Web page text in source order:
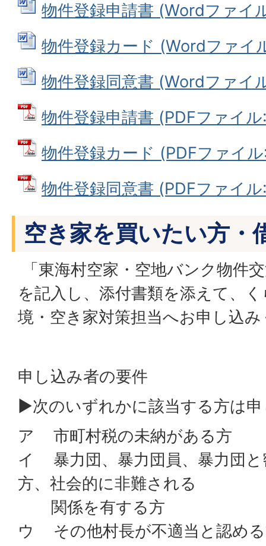
物件登録申請書 (Wordファイ
物件登録カード (Wordファイ
物件登録同意書 (Wordファイ
物件登録申請書 (PDFファイ
物件登録カード (PDFファイ
物件登録同意書 (PDFファイ
空き家を買いたい方・
「東海村空家・空地バンク物件
を記入し、添付書類を添えて、
境・空き家対策担当へお申し込
申し込み者の要件
▶次のいずれかに該当する方は
ア 市町村税の未納がある方
イ 暴力団、暴力団員、暴力団と
方、社会的に非難される
関係を有する方
ウ その他村長が不適当と認め